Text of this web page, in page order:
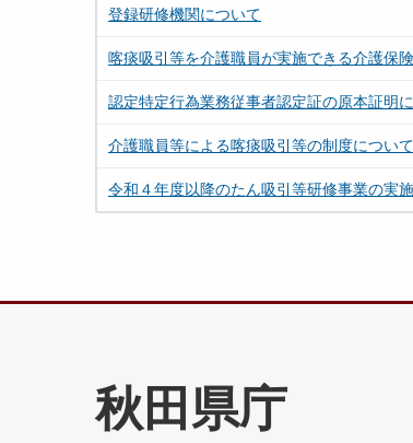
登録研修機関について
喀痰吸引等を介護職員が実施できる介護保
認定特定行為業務従事者認定証の原本証明
介護職員等による喀痰吸引等の制度について
令和４年度以降のたん吸引等研修事業の実
秋田県庁